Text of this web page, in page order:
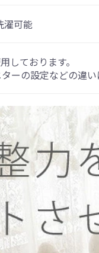
濯可能
しております。
ーの設定などの違